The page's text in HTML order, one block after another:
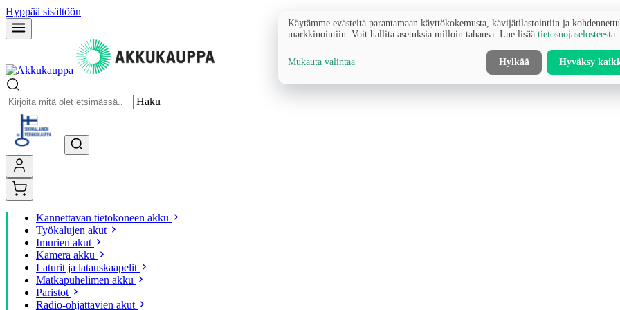
Hyppää sisältöön
Haku
Kannettavan tietokoneen akku
Työkalujen akut
Imurien akut
Kamera akku
Laturit ja latauskaapelit
Matkapuhelimen akku
Paristot
Radio-ohjattavien akut
Käytämme evästeitä parantamaan käyttökokemusta, kävijätilastointiin ja
markkinointiin. Voit hallita asetuksia milloin tahansa. Lue lisää tietosuojaselosteesta
Mukauta valintaa Hylkää Hyväksy